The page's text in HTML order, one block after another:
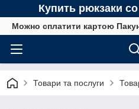
Купить рюкзаки
Можно сплатити картою
Товари та послуги